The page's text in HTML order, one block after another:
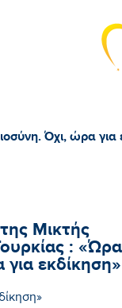
Όχι, ώρα για
Μικτής
:
εκδίκηση»